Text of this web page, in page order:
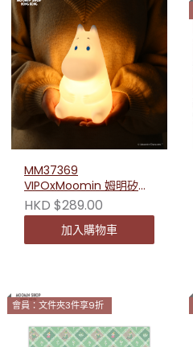
MM37369
VIPOxMoomin 姆明矽膠
夜燈 20cm
HKD $289.00
加入購物車
會員：文件夾3件享9折